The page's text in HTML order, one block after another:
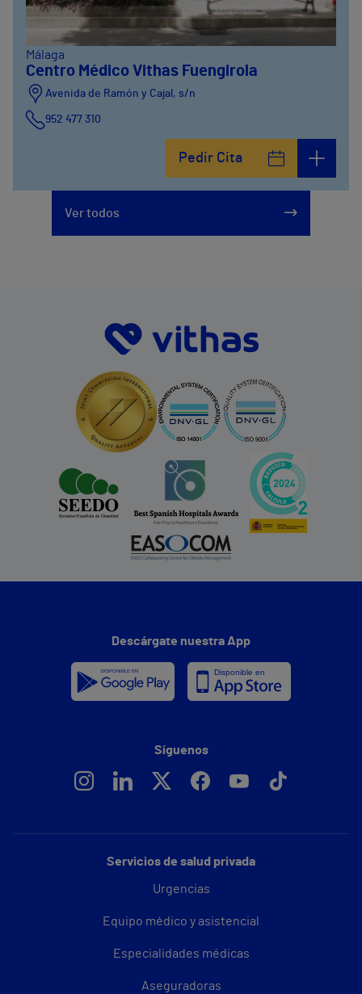
Málaga
Centro Médico Vithas Fuengirola
Avenida de Ramón y Cajal, s/n
952 477 310
Pedir Cita
Ver todos
Servicios de salud privada
Urgencias
Equipo médico y asistencial
Especialidades médicas
Aseguradoras
Descárgate nuestra App
Síguenos